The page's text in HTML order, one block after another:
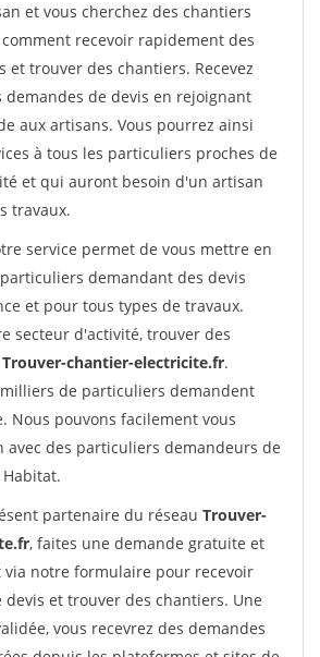
et vous cherchez des chantiers
comment recevoir rapidement des
et trouver des chantiers. Recevez
demandes de devis en rejoignant
aux artisans. Vous pourrez ainsi
à tous les particuliers proches de
et qui auront besoin d'un artisan
travaux.
service permet de vous mettre en
demandant des devis
et pour tous types de travaux.
secteur d'activité, trouver des
Trouver-chantier-electricite.fr.
de particuliers demandent
Nous pouvons facilement vous
avec des particuliers demandeurs de
partenaire du réseau Trouver-
, faites une demande gratuite et
via notre formulaire pour recevoir
devis et trouver des chantiers. Une
vous recevrez des demandes